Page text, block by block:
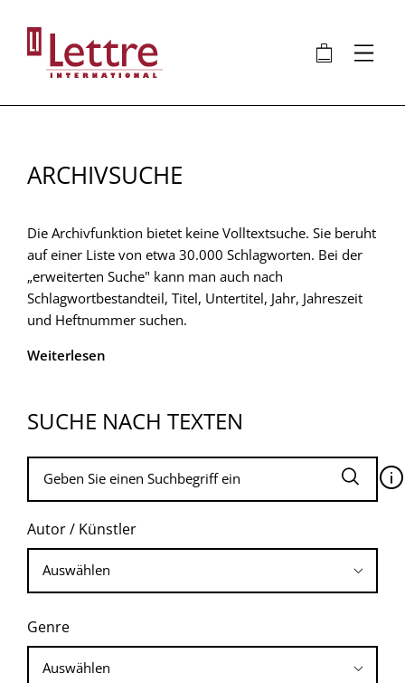
Inhalt
🛍 ⋮
ARCHIVSUCHE
Die Archivfunktion bietet keine Volltextsuche. Sie beruht
auf einer Liste von etwa 30.000 Schlagworten. Bei der
„erweiterten Suche" kann man auch nach
Schlagwortbestandteil, Titel, Untertitel, Jahr, Jahreszeit
und Heftnummer suchen.
Weiterlesen
SUCHE NACH TEXTEN
🛈
Autor / Künstler
Genre